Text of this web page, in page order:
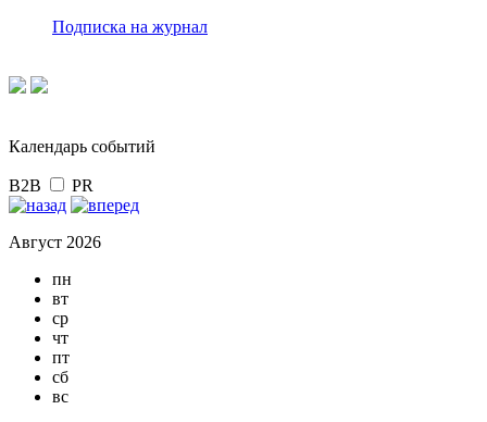
Подписка на журнал
Календарь событий
B2B PR
Август 2026
пн
вт
ср
чт
пт
сб
вс